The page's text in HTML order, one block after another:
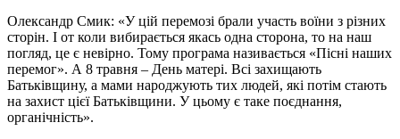
Олександр Смик: «У цій перемозі брали участь воїни з різних
сторін. І от коли вибирається якась одна сторона, то на наш
погляд, це є невірно. Тому програма називається «Пісні наших
перемог». А 8 травня – День матері. Всі захищають
Батьківщину, а мами народжують тих людей, які потім стають
на захист цієї Батьківщини. У цьому є таке поєднання,
органічність».